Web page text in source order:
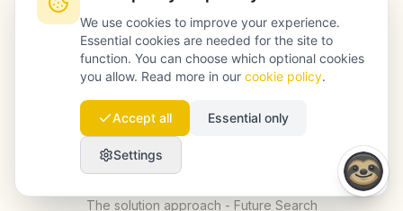
The solution approach - Future Search
We use cookies to improve your experience.
Essential cookies are needed for the site to
function. You can choose which optional cookies
you allow. Read more in our cookie policy.
Accept all Essential only
Settings